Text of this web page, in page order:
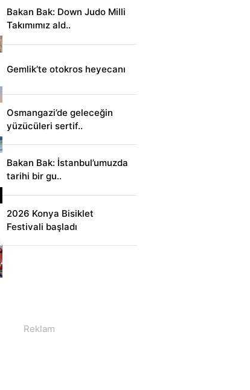
Bakan Bak: Down Judo Milli
Takımımız ald..
Gemlik’te otokros heyecanı
Osmangazi’de geleceğin
yüzücüleri sertif..
Bakan Bak: İstanbul’umuzda
tarihi bir gu..
2026 Konya Bisiklet
Festivali başladı